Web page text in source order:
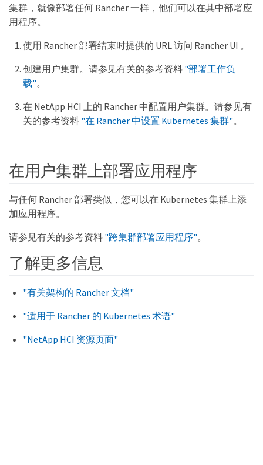
集群，就像部署任何 Rancher 一样，他们可以在其中部署应
用程序。
使用 Rancher 部署结束时提供的 URL 访问 Rancher UI 。
创建用户集群。请参见有关的参考资料 "部署工作负
载"。
在 NetApp HCI 上的 Rancher 中配置用户集群。请参见有
关的参考资料 "在 Rancher 中设置 Kubernetes 集群"。
在用户集群上部署应用程序
与任何 Rancher 部署类似，您可以在 Kubernetes 集群上添
加应用程序。
请参见有关的参考资料 "跨集群部署应用程序"。
了解更多信息
"有关架构的 Rancher 文档"
"适用于 Rancher 的 Kubernetes 术语"
"NetApp HCI 资源页面"